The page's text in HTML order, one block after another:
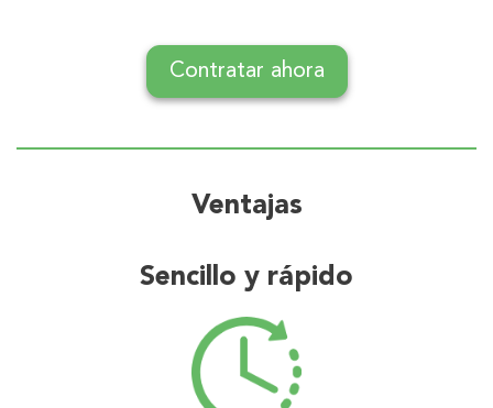
Contratar ahora
Ventajas
Sencillo y rápido